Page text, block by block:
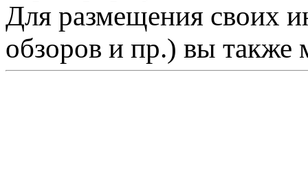
Для размещения своих
обзоров и пр.) вы также